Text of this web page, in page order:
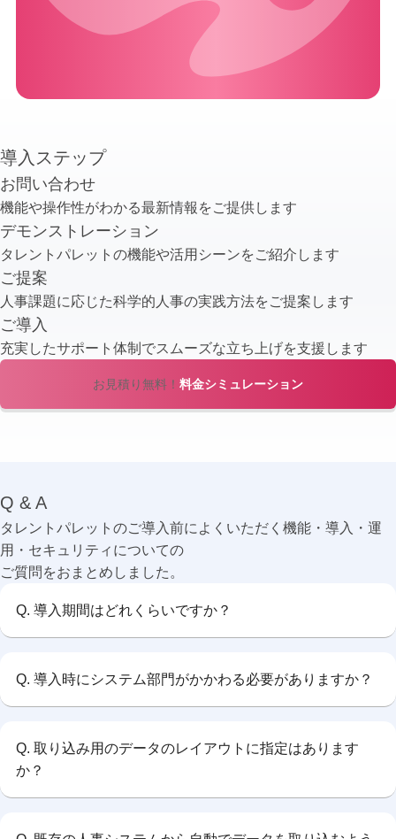
導入ステップ
お問い合わせ
機能や操作性がわかる最新情報をご提供します
デモンストレーション
タレントパレットの機能や活用シーンをご紹介します
ご提案
人事課題に応じた科学的人事の実践方法をご提案します
ご導入
充実したサポート体制でスムーズな立ち上げを支援します
お見積り無料！ 料金シミュレーション
Q & A
タレントパレットのご導入前によくいただく機能・導入・運
用・セキュリティについての
ご質問をおまとめしました。
Q. 導入期間はどれくらいですか？
Q. 導入時にシステム部門がかかわる必要がありますか？
Q. 取り込み用のデータのレイアウトに指定はあります
か？